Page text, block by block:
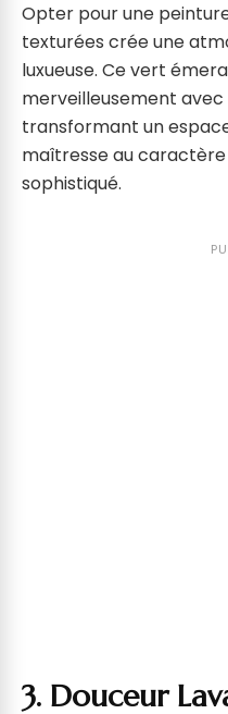
Opter pour une
texturées crée une
luxueuse. Ce vert
merveilleusement
transformant un
maîtresse au
sophistiqué.
3. Douceur